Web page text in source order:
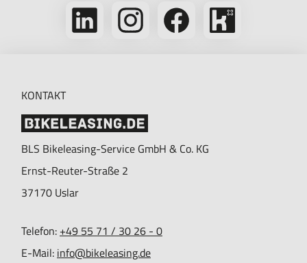
Folge
uns
Folge
uns
Folge
uns
Bikeleasing
auf
KONTAKT
BLS Bikeleasing-Service GmbH & Co. KG
Ernst-Reuter-Straße 2
37170 Uslar
Telefon: +49 55 71 / 30 26 - 0
E-Mail: info@bikeleasing.de